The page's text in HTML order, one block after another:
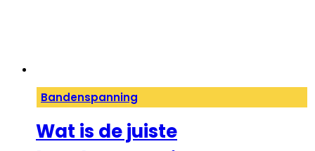
Bandenspanning
Wat is de juiste